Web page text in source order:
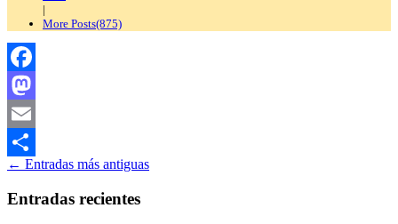
|
More Posts(875)
Facebook
Mastodon
Email
Compartir
Ir
a
← Entradas más antiguas
Entradas recientes